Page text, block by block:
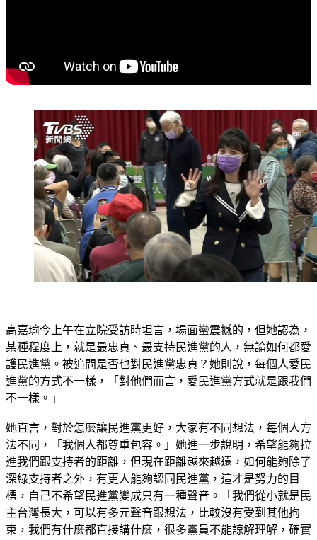
高嘉瑜今上午在立院受訪時坦言，場面蠻震撼的，但她認為，
某種程度上，就是最忠貞、最支持民進黨的人，無論如何都愛
護民進黨。被追問是否也對民進黨忠貞？她則說，每個人愛民
進黨的方式不一樣，「對他們而言，愛民進黨方式就是跟我們
不一樣。」
她直言，對於怎麼讓民進黨更好，大家有不同想法，每個人方
法不同，「我個人都尊重包容。」她進一步說明，希望能夠拉
進我們跟支持者的距離，但現在距離越來越遠，如何能夠除了
深綠支持者之外，有更人能夠認同民進黨，這才是努力的目
標，自己不希望民進黨變成只有一種聲音。「我們從小就是民
主台灣長大，可以有多元聲音跟想法，比較沒有受到其他拘
束，我們有什麼都直接講什麼，很多黨員不能諒解理解，確實